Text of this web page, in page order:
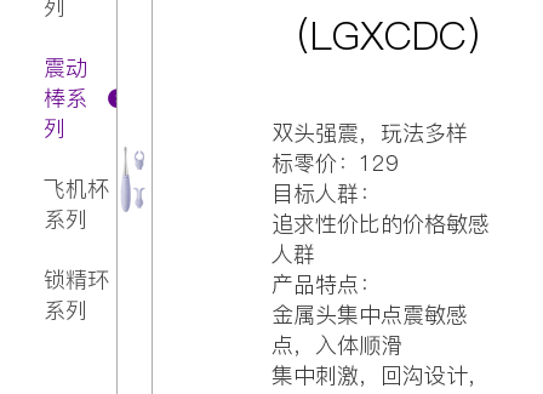
剂
列
震动
棒系
列
飞机杯
系列
锁精环
系列
（LGXCDC）
双头强震，玩法多样
标零价：129
目标人群：
追求性价比的价格敏感
人群
产品特点：
金属头集中点震敏感
点，入体顺滑
集中刺激，回沟设计，